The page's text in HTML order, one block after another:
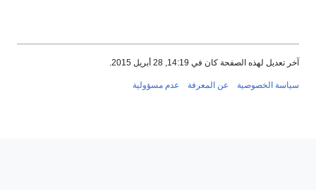
الصفحة كان في 14:19, 28 أبريل 2015.
عن المعرفة عدم مسؤولية